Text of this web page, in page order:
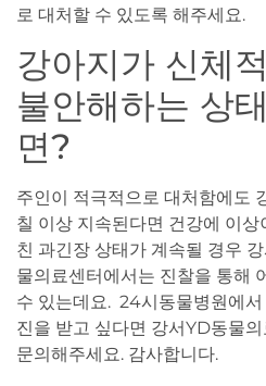
로 대처할 수 있도록 해주세요.
강아지가 신체
불안해하는 상
면?
주인이 적극적으로 대처함에도
칠 이상 지속된다면 건강에 이
친 과긴장 상태가 계속될 경우
물의료센터에서는 진찰을 통해
수 있는데요. 24시동물병원에
진을 받고 싶다면 강서YD동물의
문의해주세요. 감사합니다.